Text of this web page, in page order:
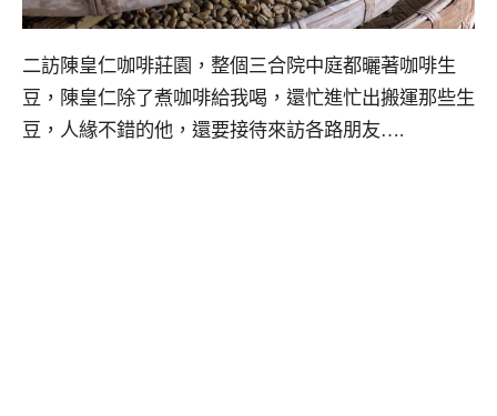
二訪陳皇仁咖啡莊園，整個三合院中庭都曬著咖啡生
豆，陳皇仁除了煮咖啡給我喝，還忙進忙出搬運那些生
豆，人緣不錯的他，還要接待來訪各路朋友….